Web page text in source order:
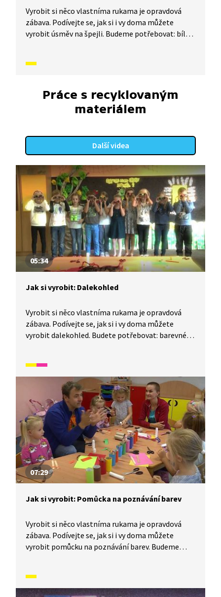
Vyrobit si něco vlastníma rukama je opravdová
zábava. Podívejte se, jak si i vy doma můžete
vyrobit úsměv na špejli. Budeme potřebovat: bílý
Práce s recyklovaným
materiálem
Další videa
05:34
Jak si vyrobit: Dalekohled
Vyrobit si něco vlastníma rukama je opravdová
zábava. Podívejte se, jak si i vy doma můžete
vyrobit dalekohled. Budete potřebovat: barevné
ozdobnou lepící pásku, tužku a stužku.
07:29
Jak si vyrobit: Pomůcka na poznávání barev
Vyrobit si něco vlastníma rukama je opravdová
zábava. Podívejte se, jak si i vy doma můžete
vyrobit pomůcku na poznávání barev. Budeme